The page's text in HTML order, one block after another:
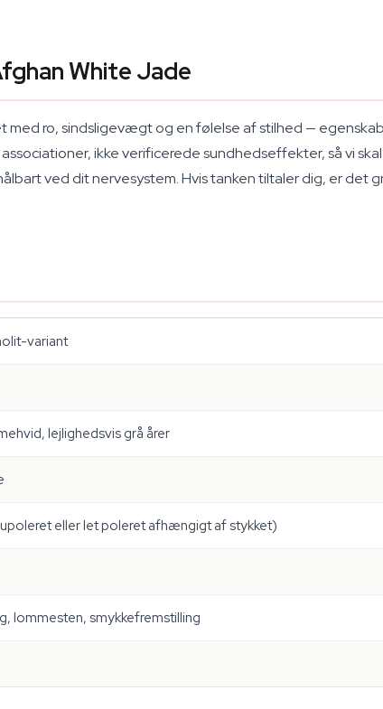
White Jade
ro, sindsligevægt og en følelse af stilhed —
ikke verificerede sundhedseffekter, så vi
ved dit nervesystem. Hvis tanken tiltaler dig, er det
variant
lejlighedsvis grå årer
eller let poleret afhængigt af stykket)
lommesten, smykkefremstilling